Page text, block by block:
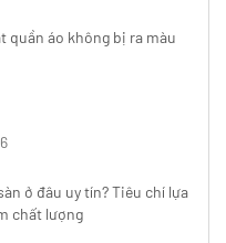
quần áo không bị ra màu
ở đâu uy tín? Tiêu chí lựa
chất lượng